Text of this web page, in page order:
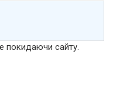
покидаючи сайту.